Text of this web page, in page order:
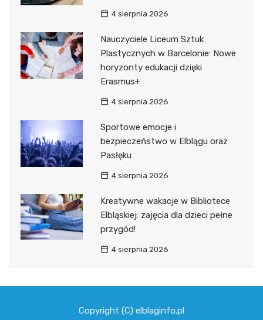
4 sierpnia 2026
Nauczyciele Liceum Sztuk
Plastycznych w Barcelonie: Nowe
horyzonty edukacji dzięki
Erasmus+
4 sierpnia 2026
Sportowe emocje i
bezpieczeństwo w Elblągu oraz
Pasłęku
4 sierpnia 2026
Kreatywne wakacje w Bibliotece
Elbląskiej: zajęcia dla dzieci pełne
przygód!
4 sierpnia 2026
Copyright (C) elblaginfo.pl